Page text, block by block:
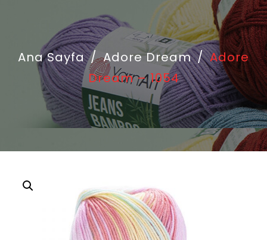
Ana Sayfa / Adore Dream / Adore
Dream – 1054